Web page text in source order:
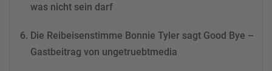
was nicht sein darf
Die Reibeisenstimme Bonnie Tyler sagt Good Bye –
Gastbeitrag von ungetruebtmedia